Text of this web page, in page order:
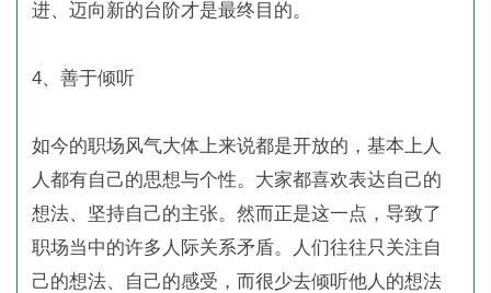
进、迈向新的台阶才是最终目的。
4、善于倾听
如今的职场风气大体上来说都是开放的，基本上人
人都有自己的思想与个性。大家都喜欢表达自己的
想法、坚持自己的主张。然而正是这一点，导致了
职场当中的许多人际关系矛盾。人们往往只关注自
己的想法、自己的感受，而很少去倾听他人的想法